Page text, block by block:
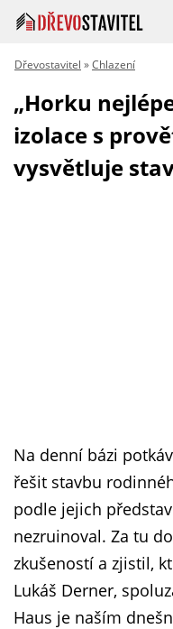
Dřevostavitel »Chlazení
„Horku
izolace s
vysvětluje
Na denní bázi
řešit stavbu
podle jejich
nezruinoval. Za tu
zkušeností a zjistil,
Lukáš Derner,
Haus je naším